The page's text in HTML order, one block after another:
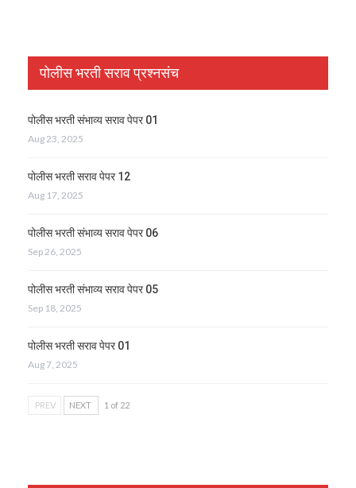
पोलीस भरती सराव प्रश्नसंच
पोलीस भरती संभाव्य सराव पेपर 01
Aug 23, 2025
पोलीस भरती सराव पेपर 12
Aug 17, 2025
पोलीस भरती संभाव्य सराव पेपर 06
Sep 26, 2025
पोलीस भरती संभाव्य सराव पेपर 05
Sep 18, 2025
पोलीस भरती सराव पेपर 01
Aug 7, 2025
PREV NEXT 1 of 22